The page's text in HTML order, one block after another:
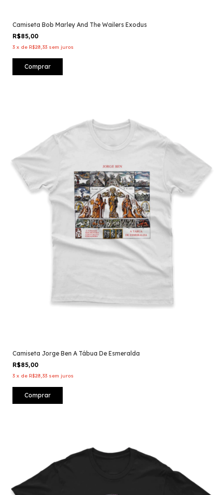
Camiseta Bob Marley And The Wailers Exodus
R$85,00
3 x de R$28,33 sem juros
Comprar
Camiseta Jorge Ben A Tábua De Esmeralda
R$85,00
3 x de R$28,33 sem juros
Comprar